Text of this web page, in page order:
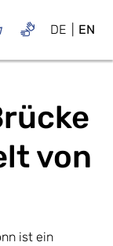
DE EN
von
ist ein